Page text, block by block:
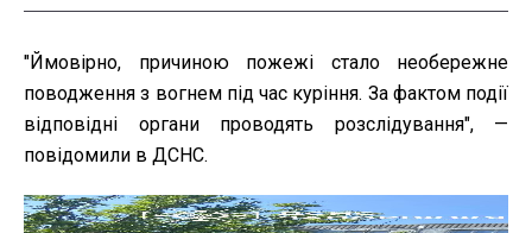
"Ймовірно, причиною пожежі стало необережне
поводження з вогнем під час куріння. За фактом події
відповідні органи проводять розслідування", —
повідомили в ДСНС.